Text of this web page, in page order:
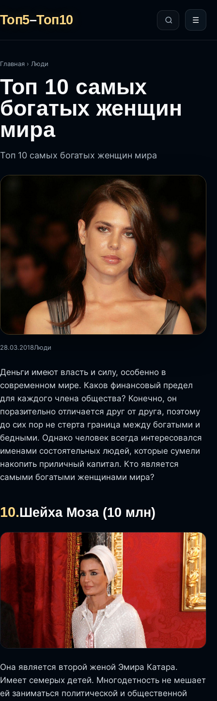
Топ5–Топ10 ☰
Главная › Люди
Топ 10 самых
богатых женщин
мира
Топ 10 самых богатых женщин мира
28.03.2018Люди
Деньги имеют власть и силу, особенно в
современном мире. Каков финансовый предел
для каждого члена общества? Конечно, он
поразительно отличается друг от друга, поэтому
до сих пор не стерта граница между богатыми и
бедными. Однако человек всегда интересовался
именами состоятельных людей, которые сумели
накопить приличный капитал. Кто является
самыми богатыми женщинами мира?
10.Шейха Моза (10 млн)
Она является второй женой Эмира Катара.
Имеет семерых детей. Многодетность не мешает
ей заниматься политической и общественной